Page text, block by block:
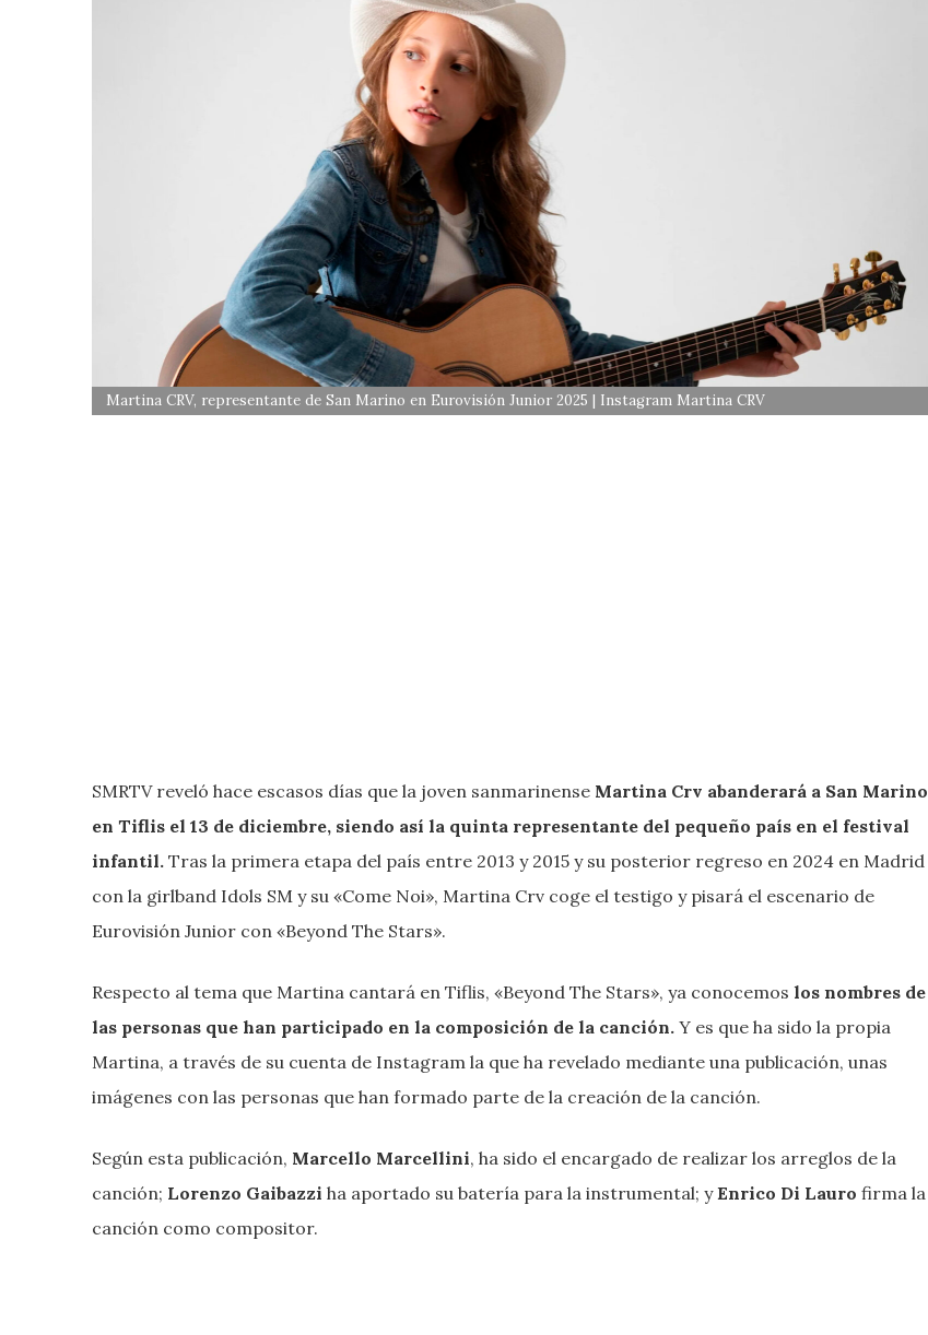
Martina CRV, representante de San Marino en Eurovisión Junior 2025 | Instagram Martina CRV
SMRTV reveló hace escasos días que la joven sanmarinense Martina Crv abanderará a San Marino
en Tiflis el 13 de diciembre, siendo así la quinta representante del pequeño país en el festival
infantil. Tras la primera etapa del país entre 2013 y 2015 y su posterior regreso en 2024 en Madrid
con la girlband Idols SM y su «Come Noi», Martina Crv coge el testigo y pisará el escenario de
Eurovisión Junior con «Beyond The Stars».
Respecto al tema que Martina cantará en Tiflis, «Beyond The Stars», ya conocemos los nombres de
las personas que han participado en la composición de la canción. Y es que ha sido la propia
Martina, a través de su cuenta de Instagram la que ha revelado mediante una publicación, unas
imágenes con las personas que han formado parte de la creación de la canción.
Según esta publicación, Marcello Marcellini, ha sido el encargado de realizar los arreglos de la
canción; Lorenzo Gaibazzi ha aportado su batería para la instrumental; yEnrico Di Lauro firma la
canción como compositor.